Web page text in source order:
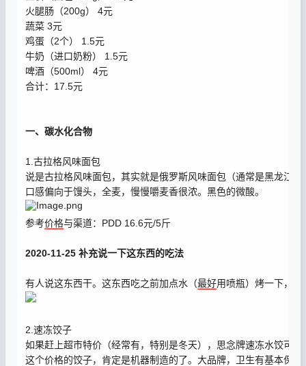
火腿肠（200g） 4元
蔬菜 3元
鸡蛋（2个） 1.5元
牛奶（进口奶粉） 1.5元
啤酒（500ml） 4元
合计：17.5元
一、碳水化合物
1.古拉格风味面包
说是古拉格风味面包，其实就是俄罗斯风味面包（通常是黑龙江
口感偏向于馒头，全麦，慢慢嚼麦香很浓。黑色的微酸。
参考价格与渠道：PDD 16.6元/5斤
2020-11-25 补充说一下这东西的吃法
有人说这东西干。这东西吃之前加点水（最好用喷瓶）烤一下，
2.速冻饺子
如果赶上超市特价（经常有，特别是冬天），思念牌速冻水饺可
这个价格的饺子，肯定是机器制造的了。大品牌，卫生有基本保